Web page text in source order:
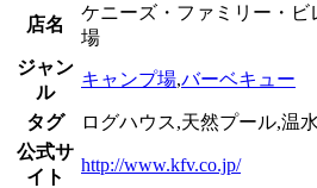
店名
ケニーズ・ファミリー・
場
ジャン
ル
キャンプ場,バーベキュー
タグ
ログハウス,天然プール,温
公式サ
イト
http://www.kfv.co.jp/